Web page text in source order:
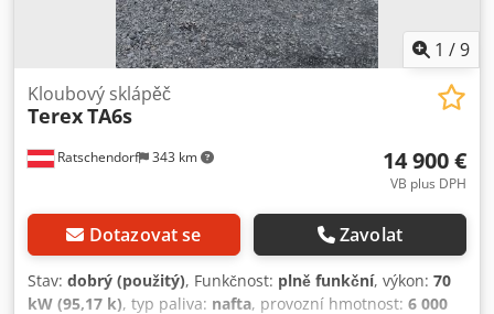
1 /9
Ratschendorf 343 km
Kloubový sklápěč
TerexTA6s
14 900 €
VB plus DPH
Dotazovat se Zavolat
Stav: dobrý (použitý), Funkčnost: plně funkční, výkon: 70
kW (95,17 k), typ paliva: nafta, provozní hmotnost: 6 000